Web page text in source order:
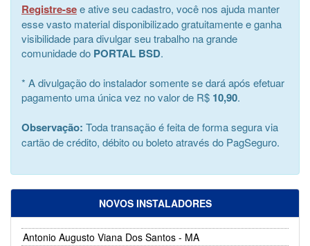
Registre-see ative seu cadastro, você nos ajuda manter
esse vasto material disponibilizado gratuitamente e ganha
visibilidade para divulgar seu trabalho na grande
comunidade do PORTAL BSD.
* A divulgação do instalador somente se dará após efetuar
pagamento uma única vez no valor de R$ 10,90.
Observação: Toda transação é feita de forma segura via
cartão de crédito, débito ou boleto através do PagSeguro.
NOVOS INSTALADORES
Antonio Augusto Viana Dos Santos - MA